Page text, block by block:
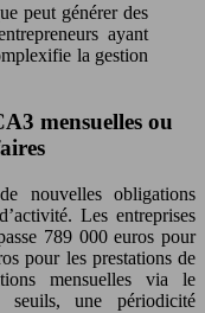
peut générer des
ayant
la gestion
mensuelles ou
nouvelles obligations
Les entreprises
789 000 euros pour
pour les prestations de
mensuelles via le
une périodicité